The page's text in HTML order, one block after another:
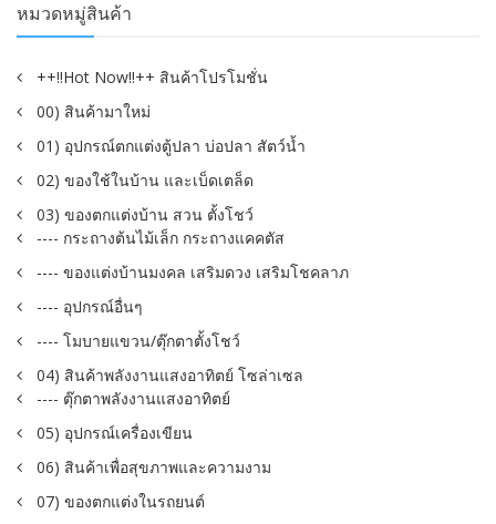
หมวดหมู่สินค้า
++!!Hot Now!!++ สินค้าโปรโมชั่น
00) สินค้ามาใหม่
01) อุปกรณ์ตกแต่งตู้ปลา บ่อปลา สัตว์น้ำ
02) ของใช้ในบ้าน และเบ็ดเตล็ด
03) ของตกแต่งบ้าน สวน ตั้งโชว์
---- กระถางต้นไม้เล็ก กระถางแคคตัส
---- ของแต่งบ้านมงคล เสริมดวง เสริมโชคลาภ
---- อุปกรณ์อื่นๆ
---- โมบายแขวน/ตุ๊กตาตั้งโชว์
04) สินค้าพลังงานแสงอาทิตย์ โซล่าเซล
---- ตุ๊กตาพลังงานแสงอาทิตย์
05) อุปกรณ์เครื่องเขียน
06) สินค้าเพื่อสุขภาพและความงาม
07) ของตกแต่งในรถยนต์